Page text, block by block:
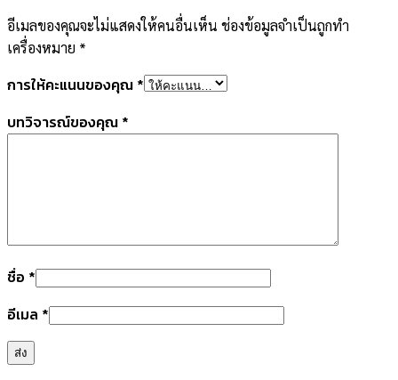
อีเมลของคุณจะไม่แสดงให้คนอื่นเห็น ช่องข้อมูลจำเป็นถูกทำ
เครื่องหมาย *
การให้คะแนนของคุณ *
บทวิจารณ์ของคุณ *
ชื่อ *
อีเมล *